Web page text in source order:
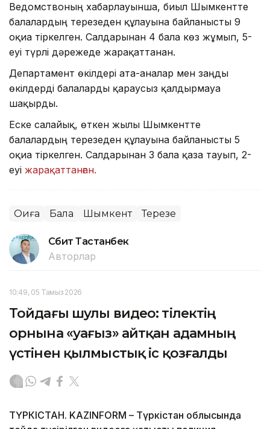
Ведомствоның хабарлауынша, биыл Шымкентте
балалардың терезеден құлауына байланысты 9
оқиға тіркелген. Салдарынан 4 бала көз жұмып, 5-
еуі түрлі дәрежеде жарақаттанған.
Департамент өкілдері ата-аналар мен заңды
өкілдерді балаларды қараусыз қалдырмауға
шақырды.
Еске салайық, өткен жылы Шымкентте
балалардың терезеден құлауына байланысты 5
оқиға тіркелген. Салдарынан 3 бала қаза тауып, 2-
еуі жарақаттанған.
Оқиға Бала Шымкент Терезе
Сәбит Тастанбек
Авторлар
10:49, 05 Тамыз 2026
Тойдағы шулы видео: тілектің
орнына «уағыз» айтқан адамның
үстінен қылмыстық іс қозғалды
ТҮРКІСТАН. KAZINFORM – Түркістан облысында